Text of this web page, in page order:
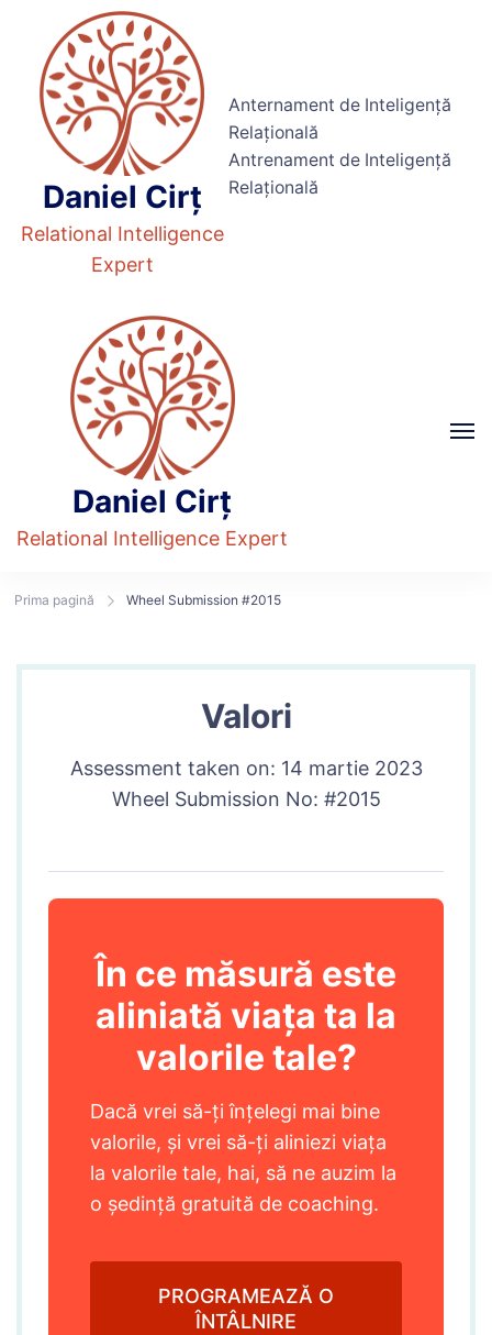
Daniel Cirț
Relational Intelligence
Expert
Anternament de Inteligență
Relațională
Antrenament de Inteligență
Relațională
Daniel Cirț
Relational Intelligence Expert
Prima pagină Wheel Submission #2015
Valori
Assessment taken on: 14 martie 2023
Wheel Submission No: #2015
În ce măsură este
aliniată viața ta la
valorile tale?
Dacă vrei să-ți înțelegi mai bine
valorile, și vrei să-ți aliniezi viața
la valorile tale, hai, să ne auzim la
o ședință gratuită de coaching.
PROGRAMEAZĂ O
ÎNTÂLNIRE